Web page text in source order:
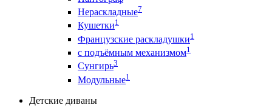
Нераскладные7
Кушетки1
Французские раскладушки1
с подъёмным механизмом1
Сунгирь3
Модульные1
Детские диваны